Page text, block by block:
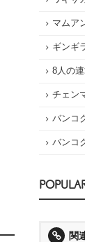
マムア
ギンギ
8人の
チェン
バンコ
バンコ
関